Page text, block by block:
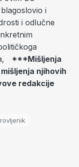
i
i odlučne
***Mišljenja
njihovih
redakcije